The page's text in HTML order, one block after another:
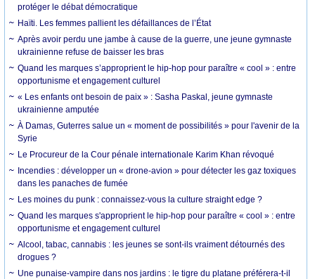
protéger le débat démocratique
Haïti. Les femmes pallient les défaillances de l’État
Après avoir perdu une jambe à cause de la guerre, une jeune gymnaste
ukrainienne refuse de baisser les bras
Quand les marques s’approprient le hip-hop pour paraître « cool » : entre
opportunisme et engagement culturel
« Les enfants ont besoin de paix » : Sasha Paskal, jeune gymnaste
ukrainienne amputée
À Damas, Guterres salue un « moment de possibilités » pour l'avenir de la
Syrie
Le Procureur de la Cour pénale internationale Karim Khan révoqué
Incendies : développer un « drone-avion » pour détecter les gaz toxiques
dans les panaches de fumée
Les moines du punk : connaissez-vous la culture straight edge ?
Quand les marques s'approprient le hip-hop pour paraître « cool » : entre
opportunisme et engagement culturel
Alcool, tabac, cannabis : les jeunes se sont-ils vraiment détournés des
drogues ?
Une punaise-vampire dans nos jardins : le tigre du platane préférera-t-il